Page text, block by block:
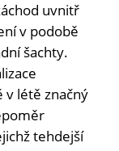
uvnitř
v podobě
šachty.
v létě značný
tehdejší